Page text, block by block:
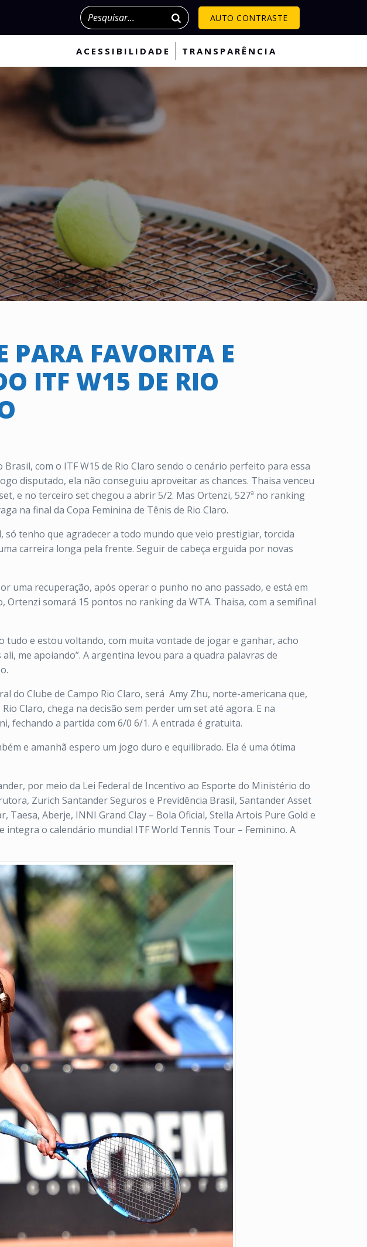
Pesquisar AUTO CONTRASTE
ACESSIBILIDADE TRANSPARÊNCIA
PARA FAVORITA E
ITF W15 DE RIO
com o ITF W15 de Rio Claro sendo o cenário perfeito para essa
disputado, ela não conseguiu aproveitar as chances. Thaisa venceu
e no terceiro set chegou a abrir 5/2. Mas Ortenzi, 527ª no ranking
na final da Copa Feminina de Tênis de Rio Claro.
só tenho que agradecer a todo mundo que veio prestigiar, torcida
carreira longa pela frente. Seguir de cabeça erguida por novas
uma recuperação, após operar o punho no ano passado, e está em
Ortenzi somará 15 pontos no ranking da WTA. Thaisa, com a semifinal
e estou voltando, com muita vontade de jogar e ganhar, acho
me apoiando”. A argentina levou para a quadra palavras de
do Clube de Campo Rio Claro, será Amy Zhu, norte-americana que,
Claro, chega na decisão sem perder um set até agora. E na
fechando a partida com 6/0 6/1. A entrada é gratuita.
e amanhã espero um jogo duro e equilibrado. Ela é uma ótima
por meio da Lei Federal de Incentivo ao Esporte do Ministério do
Zurich Santander Seguros e Previdência Brasil, Santander Asset
Aberje, INNI Grand Clay – Bola Oficial, Stella Artois Pure Gold e
integra o calendário mundial ITF World Tennis Tour – Feminino. A